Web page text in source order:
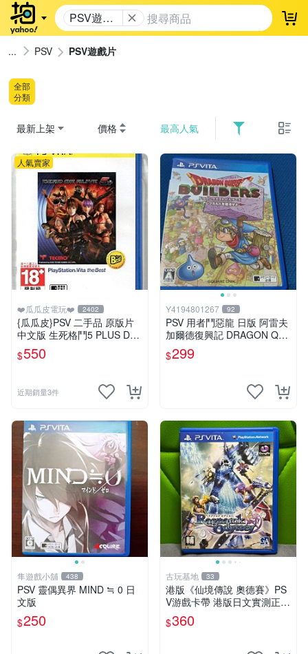
PSV遊戲
片
登
PSV PSV遊戲片
全部
分類
最新上架 價格 最高人氣
人氣賣家
❤️瓜瓜皮電玩❤️ 2402
{瓜瓜皮}PSV 二手品 原版片
中文版 生死格鬥5 PLUS Dea
d or Alive 5(遊戲都有回收)
$550
近期銷量3件
Y4194801267 92
PSV 用者鬥惡龍 日版 阿雷夫
加爾德復興記 DRAGON QU
ES
$299
隼遊戲小舖 438
PSV 靈偶異界 MIND ≒ 0 日
文版
$250
古玩基地 33
港版《仙境傳說 奧德賽》PS
V游戲卡帶 港版日文實測正常
玩 盒子有輕微歲月痕跡 成色
如圖確認再拍 仙境傳說 奧德
$360